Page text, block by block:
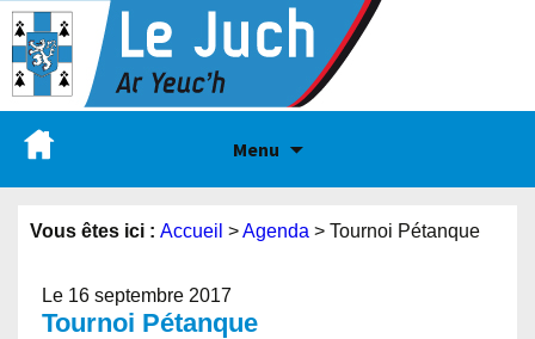
Menu
Vous êtes ici : Accueil >Agenda > Tournoi Pétanque
Le 16 septembre 2017
Tournoi Pétanque